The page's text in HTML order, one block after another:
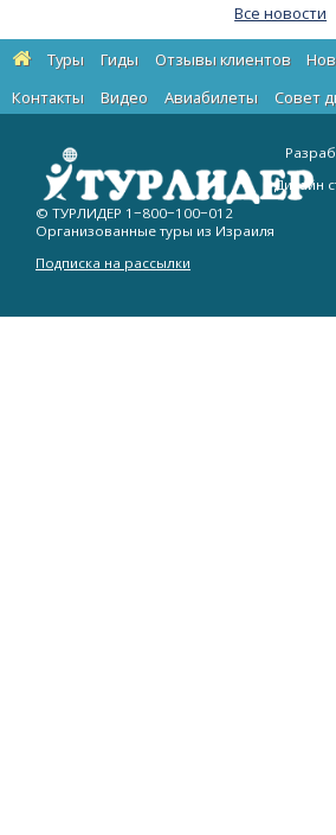
Все новости
Туры Гиды Отзывы клиентов
Контакты
Видео Авиабилеты Cовет
© ТУРЛИДЕР 1−800−100−012
Организованные туры из Израиля
Подписка на рассылки
Дизайн